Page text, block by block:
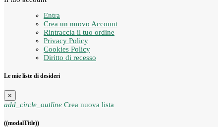
Entra
Crea un nuovo Account
Rintraccia il tuo ordine
Privacy Policy
Cookies Policy
Diritto di recesso
Le mie liste di desideri
×
add_circle_outline Crea nuova lista
((modalTitle))